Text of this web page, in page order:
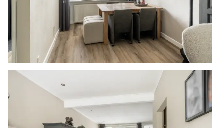
behoeve van de verkoper voor rekening van de
Zelfbewoningsplicht
Koper is bekend met de zelfbewoningsplicht
welke vanaf 01-01-2023 binnen de gemeente
Vlaardingen van kracht is. De verkopend
makelaar heeft koper doorverwezen naar de
gemeente Vlaardingen omtrent de
desbetreffende regelgeving. Verkoper noch